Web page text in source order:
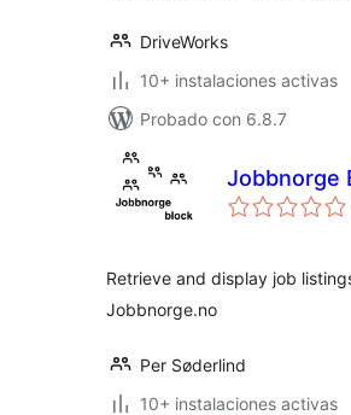
DriveWorks
10+ instalaciones activas
Probado con 6.8.7
Jobbnorge
Retrieve and display job
Jobbnorge.no
Per Søderlind
10+ instalaciones activas